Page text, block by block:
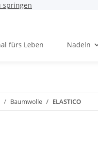
springen
fürs Leben Nadeln
Baumwolle ELASTICO